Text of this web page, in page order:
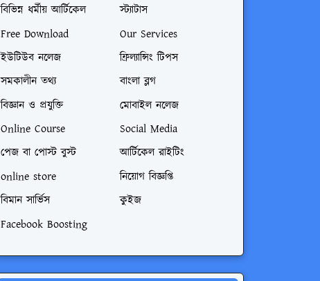
বিভিন্ন ধর্মীয় আর্টিকেল
স্ট্যাটাস
Free Download
Our Services
ইউটিউব নলেজ
ফ্রিল্যান্সিং টিপস
সমকালীন তথ্য
বাংলা ব্লগ
বিজ্ঞান ও প্রযুক্তি
মোবাইল নলেজ
Online Course
Social Media
পেজ বা পোস্ট বুস্ট
আর্টিকেল রাইটিং
online store
নিয়োগ বিজ্ঞপ্তি
বিমান সার্ভিস
কুইজ
Facebook Boosting